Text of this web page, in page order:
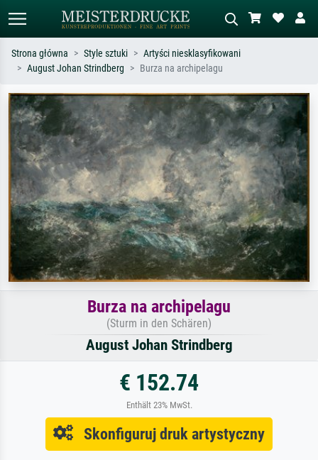
Szukaj wg artysty, tytułu lub stylu – np.
Monet, Gwiaździsta noc,
impresjonizm, fala Hokusaia, akt.
Opisz scenę – np. zielona łąka,
abstrakcja z czerwienią, ciemny olej,
stojący akt obok drzewa.
Strona główna Style sztuki
Artyści niesklasyfikowani
August Johan Strindberg
Burza na archipelagu
Burza na archipelagu
(Sturm in den Schären)
August Johan Strindberg
€ 152.74
Enthält 23% MwSt.
Skonfiguruj druk artystyczny